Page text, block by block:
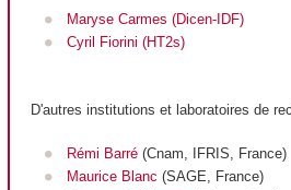
Maryse Carmes (Dicen-IDF)
Cyril Fiorini (HT2s)
D'autres institutions et laboratoires de
Rémi Barré(Cnam, IFRIS, France)
Maurice Blanc (SAGE, France)